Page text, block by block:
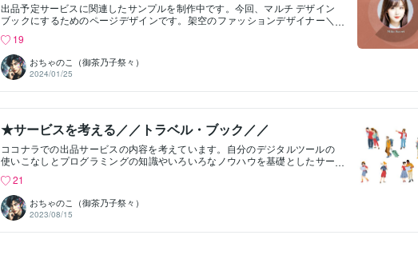
出品予定サービスに関連したサンプルを制作中です。今回、マルチ デザイン
ブックにするためのページデザインです。架空のファッションデザイナー＼
＼カバー表裏／＼ページ内容／ファッション画像は、生成AIによる画像で
す。レイアウトデザインはアドビのイラストレーターを使用しました。次
回、これらをブックにした投稿を予定しています。ブックにする際、マルチ
メディアを追加したいと考えています。＼陽真／
19
おちゃのこ（御茶乃子祭々）
2024/01/25
★サービスを考える／／トラベル・ブック／／
ココナラでの出品サービスの内容を考えています。自分のデジタルツールの
使いこなしとプログラミングの知識やいろいろなノウハウを基礎としたサー
関することです。皆さん方も休みがある程度あると、旅行をしたいなと思う
かもしれません。実際に旅行すると、旅先で写真を撮ったりビデオ撮影する
ことかと思います。記録や思い出として、それらを残すはずです。しかし、
実際にはそれらを後で何度か見るだけで、整理保存についてはあまりしてい
ないのが現状ではないでしょうか。せっかくの楽しかった旅行のはずです。
21
おちゃのこ（御茶乃子祭々）
2023/08/15